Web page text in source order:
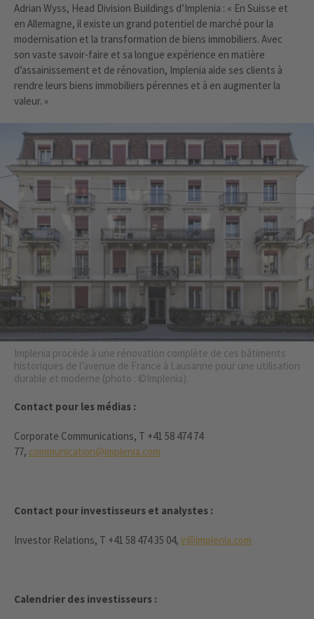
Adrian Wyss, Head Division Buildings d’Implenia : « En Suisse et
en Allemagne, il existe un grand potentiel de marché pour la
modernisation et la transformation de biens immobiliers. Avec
son vaste savoir-faire et sa longue expérience en matière
d’assainissement et de rénovation, Implenia aide ses clients à
rendre leurs biens immobiliers pérennes et à en augmenter la
valeur. »
Implenia procède à une rénovation complète de ces bâtiments
historiques de l’avenue de France à Lausanne pour une utilisation
durable et moderne (photo : ©Implenia).
Contact pour les médias :
Corporate Communications, T +41 58 474 74
77, communication@implenia.com
Contact pour investisseurs et analystes :
Investor Relations, T +41 58 474 35 04, ir@implenia.com
Calendrier des investisseurs :